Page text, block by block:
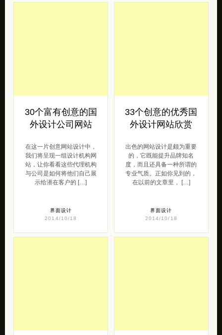
30个富有创意的国
外设计公司网站
在这一片创意网站设计中，
我们将呈现一组设计机构网
站，让你看看这些代理机构
与公司是如何将他们自己展
示给潜在客户的 […]
界面设计
2014/10/18
33个创意的优秀国
外设计网站欣赏
出色的网站设计是颇为重要
的，它既能提升品牌知名
度，而且还具备一种所谓的
专业气质。正如你见到的，
在以前的文章里， […]
界面设计
2014/10/18